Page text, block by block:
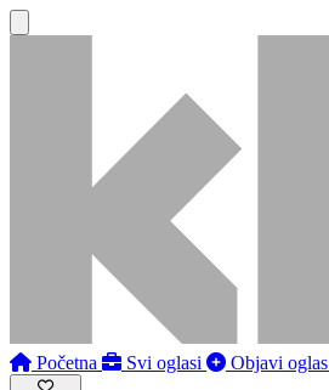
Početna Svi oglasi Objavi oglas